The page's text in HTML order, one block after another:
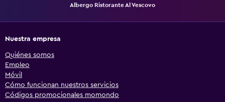
Albergo Ristorante Al Vescovo
Nuestra empresa
Quiénes somos
Empleo
Móvil
Cómo funcionan nuestros servicios
Códigos promocionales momondo